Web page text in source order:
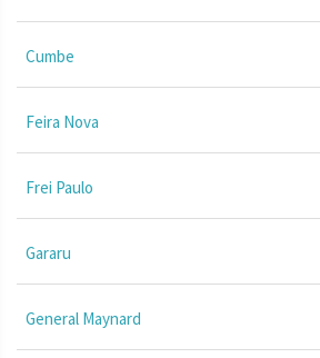
Cumbe
Feira Nova
Frei Paulo
Gararu
General Maynard